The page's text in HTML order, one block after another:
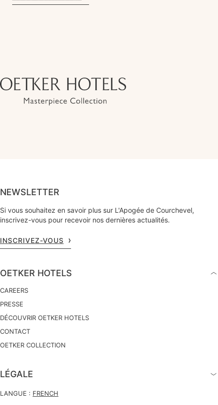
NEWSLETTER
Si vous souhaitez en savoir plus sur L'Apogée de Courchevel,
inscrivez-vous pour recevoir nos dernières actualités.
INSCRIVEZ-VOUS
OETKER HOTELS
CAREERS
PRESSE
DÉCOUVRIR OETKER HOTELS
CONTACT
OETKER COLLECTION
LÉGALE
LANGUE : FRENCH